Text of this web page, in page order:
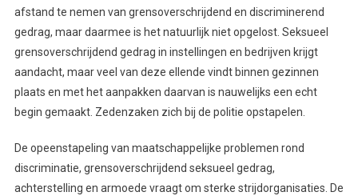
afstand te nemen van grensoverschrijdend en discriminerend
gedrag, maar daarmee is het natuurlijk niet opgelost. Seksueel
grensoverschrijdend gedrag in instellingen en bedrijven krijgt
aandacht, maar veel van deze ellende vindt binnen gezinnen
plaats en met het aanpakken daarvan is nauwelijks een echt
begin gemaakt. Zedenzaken zich bij de politie opstapelen.
De opeenstapeling van maatschappelijke problemen rond
discriminatie, grensoverschrijdend seksueel gedrag,
achterstelling en armoede vraagt om sterke strijdorganisaties. De